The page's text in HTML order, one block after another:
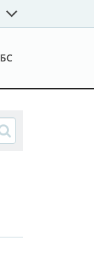
БС